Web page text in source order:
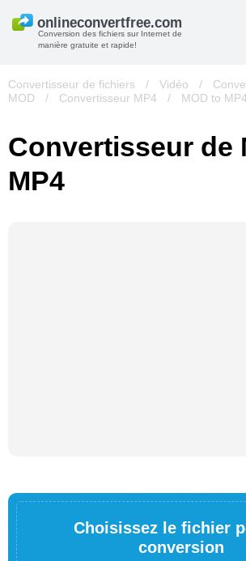
Conversion des fichiers sur Internet de
manière gratuite et rapide!
Convertisseur de fichiers / Vidéo /
MOD
/ Convertisseur MP4 / MOD to MP4
Convertisseur de
MP4
Choisissez le fichier
conversion